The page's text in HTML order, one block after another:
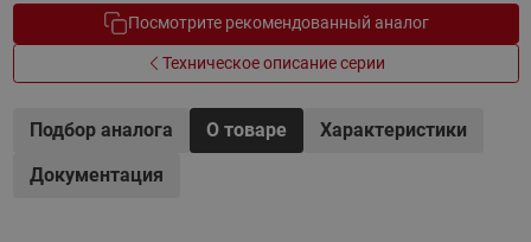
Посмотрите рекомендованный аналог
Техническое описание серии
Подбор аналога О товаре
Характеристики
Документация